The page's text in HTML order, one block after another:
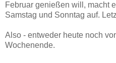
Februar genießen will, macht
Samstag und Sonntag auf.
Also - entweder heute noch
Wochenende.